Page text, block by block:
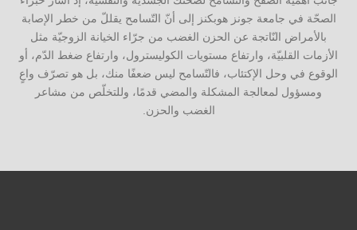
الصحّة في جامعة جونز هوبكنز إلى أنّ التّسامح يقللّ من خطر الإصابة
بالأمراض النّاتجة عن الحزن الغضب من جرّاء الخيانة الزوجيّة مثل
الأزمات القلبيّة، وارتفاع مستويات الكوليسترول، وارتفاع ضغط الدّم، أو
الوقوع في وحل الإكتئاب، فالتّسامح ليس ضعفًا منك، بل هو تصرّف واعٍ
ومسؤول لمعالجة المشكلة والمضي قدمًا، وللتخلّص من مشاعر
الغضب والحزن.